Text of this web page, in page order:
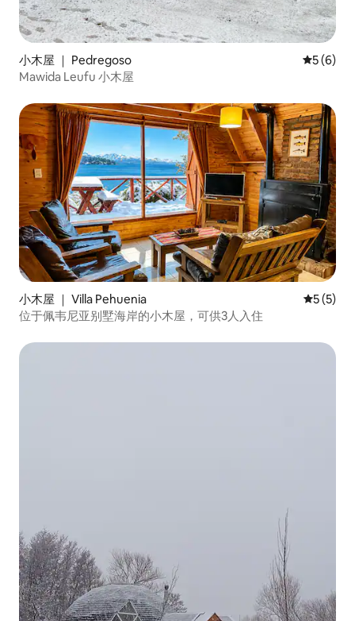
小木屋 ｜ Pedregoso 平均评分
5 (6)
Mawida Leufu 小木屋
小木屋 ｜ Villa Pehuenia 平均评分
5 (5)
位于佩韦尼亚别墅海岸的小木屋，可供3人入住